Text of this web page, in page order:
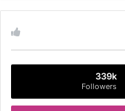
339k
Followers